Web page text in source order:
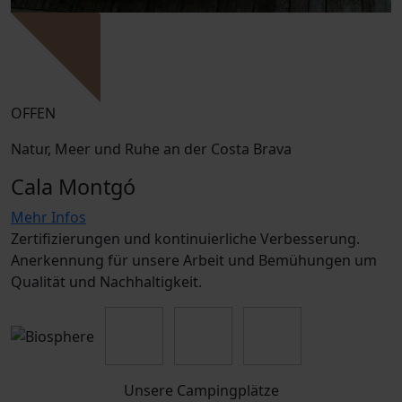
OFFEN
Natur, Meer und Ruhe an der Costa Brava
Cala Montgó
Mehr Infos
Zertifizierungen und kontinuierliche Verbesserung.
Anerkennung für unsere Arbeit und Bemühungen um
Qualität und Nachhaltigkeit.
Unsere Campingplätze